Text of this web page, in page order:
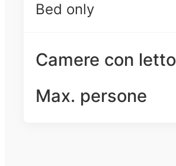
Bed only
Camere con letto
Max. persone